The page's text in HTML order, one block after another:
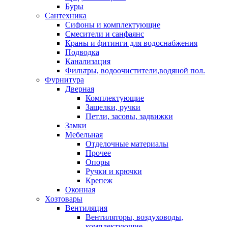
Буры
Сантехника
Сифоны и комплектующие
Смесители и санфаянс
Краны и фитинги для водоснабжения
Подводка
Канализация
Фильтры, водоочистители,водяной пол.
Фурнитура
Дверная
Комплектующие
Защелки, ручки
Петли, засовы, задвижки
Замки
Мебельная
Отделочные материалы
Прочее
Опоры
Ручки и крючки
Крепеж
Оконная
Хозтовары
Вентиляция
Вентиляторы, воздуховоды,